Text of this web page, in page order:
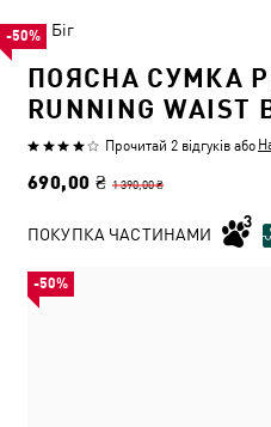
Біг
ПОЯСНА СУМКА
RUNNING WAIST
Прочитай 2 відгуків або
690,00 ₴ 1 390,00 ₴
-50%
ПОКУПКА ЧАСТИНАМИ
-50%